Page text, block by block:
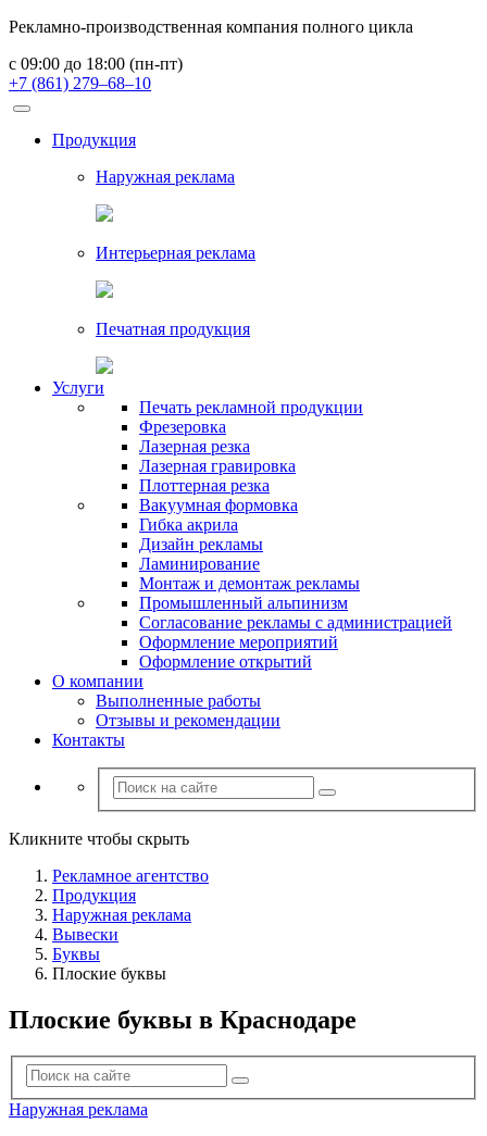
Рекламно-производственная компания полного цикла
с 09:00 до 18:00 (пн-пт)
+7 (861) 279–68–10
Продукция
Наружная реклама
Интерьерная реклама
Печатная продукция
Услуги
Печать рекламной продукции
Фрезеровка
Лазерная резка
Лазерная гравировка
Плоттерная резка
Вакуумная формовка
Гибка акрила
Дизайн рекламы
Ламинирование
Монтаж и демонтаж рекламы
Промышленный альпинизм
Согласование рекламы с администрацией
Оформление мероприятий
Оформление открытий
О компании
Выполненные работы
Отзывы и рекомендации
Контакты
Кликните чтобы скрыть
Рекламное агентство
Продукция
Наружная реклама
Вывески
Буквы
Плоские буквы
Плоские буквы в Краснодаре
Наружная реклама